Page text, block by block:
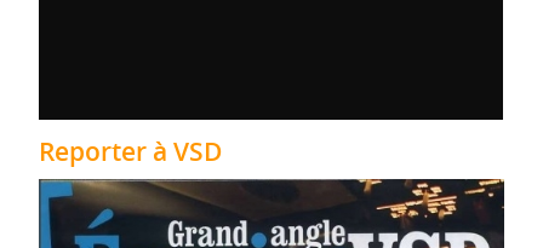
Reporter à VSD